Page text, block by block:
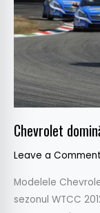
Chevrolet
Leave a Comment
Modelele
sezonul WTCC
WTCC